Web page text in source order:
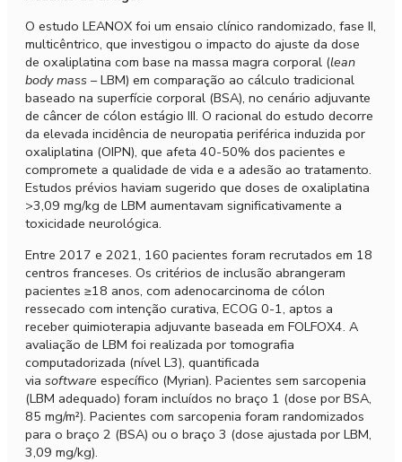
O estudo LEANOX foi um ensaio clínico randomizado, fase II,
multicêntrico, que investigou o impacto do ajuste da dose
de oxaliplatina com base na massa magra corporal (lean
body mass – LBM) em comparação ao cálculo tradicional
baseado na superfície corporal (BSA), no cenário adjuvante
de câncer de cólon estágio III. O racional do estudo decorre
da elevada incidência de neuropatia periférica induzida por
oxaliplatina (OIPN), que afeta 40-50% dos pacientes e
compromete a qualidade de vida e a adesão ao tratamento.
Estudos prévios haviam sugerido que doses de oxaliplatina
>3,09 mg/kg de LBM aumentavam significativamente a
toxicidade neurológica.
Entre 2017 e 2021, 160 pacientes foram recrutados em 18
centros franceses. Os critérios de inclusão abrangeram
pacientes ≥18 anos, com adenocarcinoma de cólon
ressecado com intenção curativa, ECOG 0-1, aptos a
receber quimioterapia adjuvante baseada em FOLFOX4. A
avaliação de LBM foi realizada por tomografia
computadorizada (nível L3), quantificada
via software específico (Myrian). Pacientes sem sarcopenia
(LBM adequado) foram incluídos no braço 1 (dose por BSA,
85 mg/m²). Pacientes com sarcopenia foram randomizados
para o braço 2 (BSA) ou o braço 3 (dose ajustada por LBM,
3,09 mg/kg).